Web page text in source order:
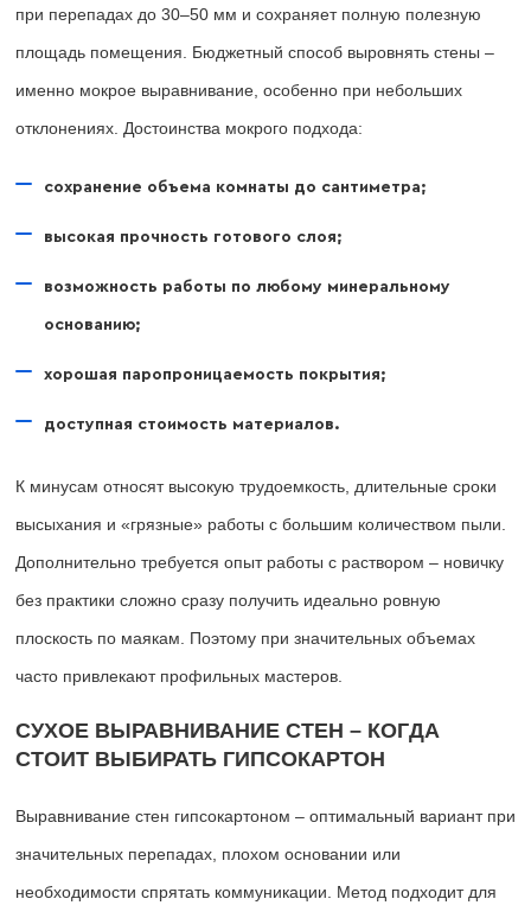
при перепадах до 30–50 мм и сохраняет полную полезную
площадь помещения. Бюджетный способ выровнять стены –
именно мокрое выравнивание, особенно при небольших
отклонениях. Достоинства мокрого подхода:
сохранение объема комнаты до сантиметра;
высокая прочность готового слоя;
возможность работы по любому минеральному
основанию;
хорошая паропроницаемость покрытия;
доступная стоимость материалов.
К минусам относят высокую трудоемкость, длительные сроки
высыхания и «грязные» работы с большим количеством пыли.
Дополнительно требуется опыт работы с раствором – новичку
без практики сложно сразу получить идеально ровную
плоскость по маякам. Поэтому при значительных объемах
часто привлекают профильных мастеров.
СУХОЕ ВЫРАВНИВАНИЕ СТЕН – КОГДА
СТОИТ ВЫБИРАТЬ ГИПСОКАРТОН
Выравнивание стен гипсокартоном – оптимальный вариант при
значительных перепадах, плохом основании или
необходимости спрятать коммуникации. Метод подходит для